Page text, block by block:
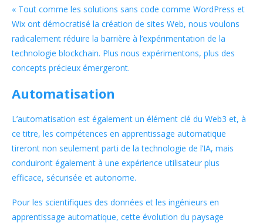
« Tout comme les solutions sans code comme WordPress et
Wix ont démocratisé la création de sites Web, nous voulons
radicalement réduire la barrière à l’expérimentation de la
technologie blockchain. Plus nous expérimentons, plus des
concepts précieux émergeront.
Automatisation
L’automatisation est également un élément clé du Web3 et, à
ce titre, les compétences en apprentissage automatique
tireront non seulement parti de la technologie de l’IA, mais
conduiront également à une expérience utilisateur plus
efficace, sécurisée et autonome.
Pour les scientifiques des données et les ingénieurs en
apprentissage automatique, cette évolution du paysage